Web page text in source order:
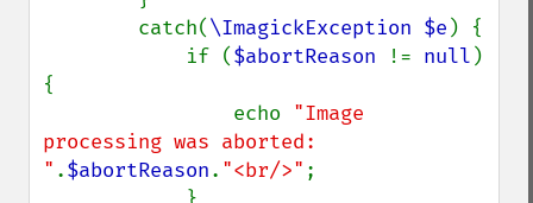
        catch(
\ImagickException $e ) {
            if (
$abortReason != null )
{
                echo
"Image
processing was aborted:
" .$abortReason. "<br/>" ;
getImageChannelRange
getImageChannelStatistics
getImageColormapColor
getImageColorspace
getImageCompose
getImageCompression